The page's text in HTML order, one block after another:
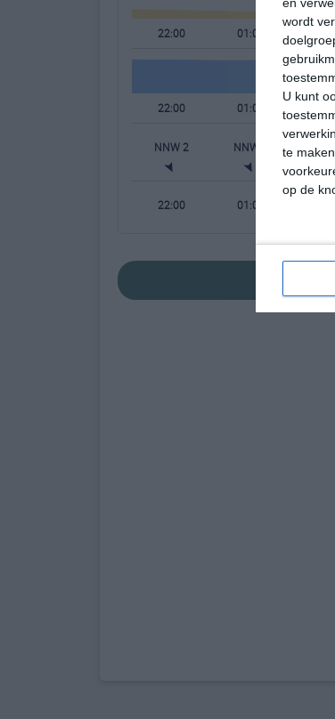
wordt
U kunt
te
op de
22:00 01:00
22:00 01:00
NNW 2 NNW 2
22:00 01:00